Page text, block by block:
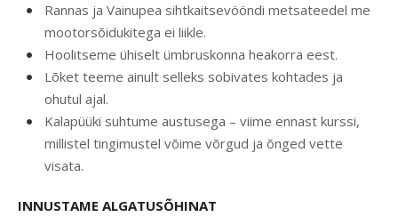
Rannas ja Vainupea sihtkaitsevööndi metsateedel me
mootorsõidukitega ei liikle.
Hoolitseme ühiselt ümbruskonna heakorra eest.
Lõket teeme ainult selleks sobivates kohtades ja
ohutul ajal.
Kalapüüki suhtume austusega – viime ennast kurssi,
millistel tingimustel võime võrgud ja õnged vette
visata.
INNUSTAME ALGATUSÕHINAT